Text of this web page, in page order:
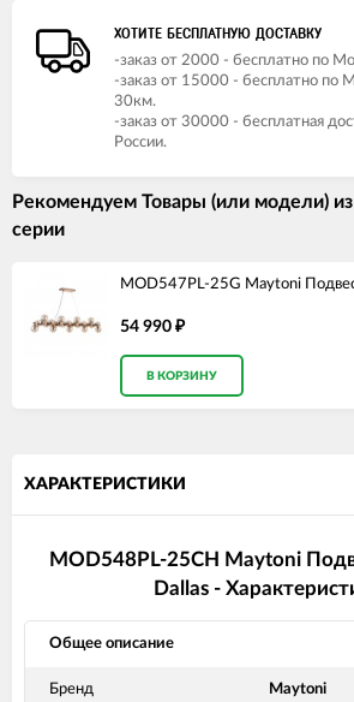
ХОТИТЕ БЕСПЛАТНУЮ ДОСТАВКУ
-заказ от 2000 - бесплатно по
-заказ от 15000 - бесплатно по
30км.
-заказ от 30000 - бесплатная
России.
Рекомендуем Товары (или модели) из
серии
MOD547PL-25G Maytoni
54 990 ₽
В КОРЗИНУ
ХАРАКТЕРИСТИКИ
MOD548PL-25CH Maytoni
Dallas -
Общее описание
Бренд Maytoni